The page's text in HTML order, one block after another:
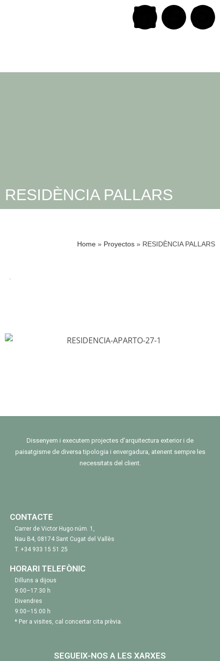
RESIDÈNCIA PALLARS
Home » Proyectos » RESIDÈNCIA PALLARS
Dissenyem i executem projectes d’arquitectura exterior i de
paisatgisme de diversa tipologia i envergadura, atenent sempre les
necessitats del client.
CONTACTE
Carrer de Victor Hugo núm. 1,
Nau B4, 08174 Sant Cugat del Vallès
T. +34 933 15 51 25
HORARI TELEFÒNIC
Dilluns a dijous
9:00–17:30 h
Divendres
9:00–15:00 h
* Per a visites, cal concertar cita prèvia.
SEGUEIX-NOS A LES XARXES